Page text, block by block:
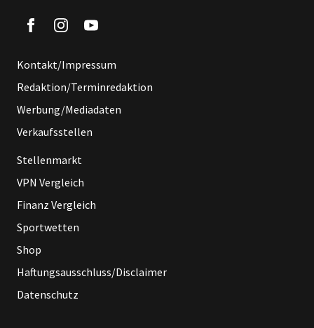
Kontakt/Impressum
Redaktion/Terminredaktion
Werbung/Mediadaten
Verkaufsstellen
Stellenmarkt
VPN Vergleich
Finanz Vergleich
Sportwetten
Shop
Haftungsausschluss/Disclaimer
Datenschutz